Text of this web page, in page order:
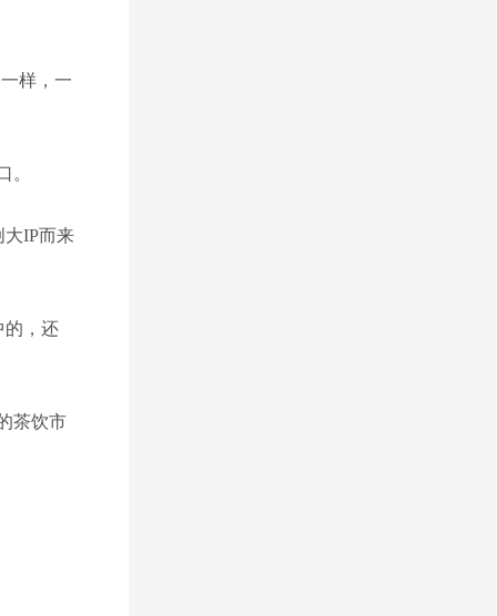
样，一
。
IP而来
的，还
茶饮市